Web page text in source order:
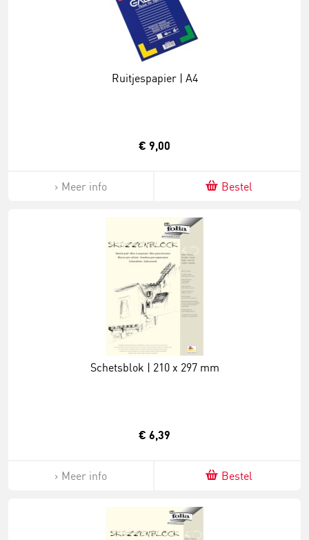
Ruitjespapier | A4
€ 9,00
Meer info Bestel
Schetsblok | 210 x 297 mm
€ 6,39
Meer info Bestel